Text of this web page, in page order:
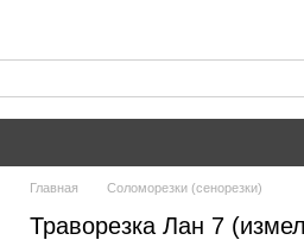
Главная Соломорезки (сенорезки)
Траворезка Лан 7